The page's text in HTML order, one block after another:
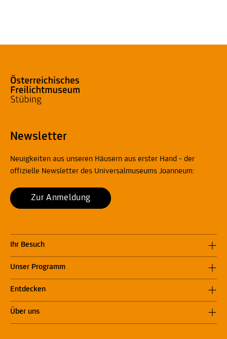
Newsletter
Neuigkeiten aus unseren Häusern aus erster Hand - der
offizielle Newsletter des Universalmuseums Joanneum:
Zur Anmeldung
Ihr Besuch
Unser Programm
Entdecken
Über uns